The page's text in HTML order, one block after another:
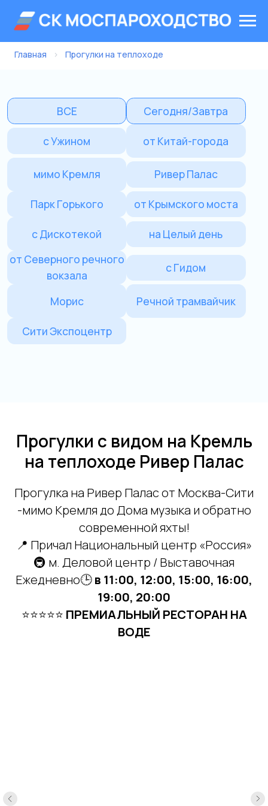
Главная › Прогулки на теплоходе
с Ужином от Китай-города
мимо Кремля Ривер Палас
от Крымского моста
на Целый день
от Северного речного
с Гидом
Морис Речной трамвайчик
Сити Экспоцентр
Прогулки с видом на Кремль
на теплоходе Ривер Палас
Прогулка на Ривер Палас от Москва-Сити
-мимо Кремля до Дома музыка и обратно
современной яхты!
📍 Причал Национальный центр «Россия»
🚇 м. Деловой центр / Выставочная
Ежедневно🕒в 11:00, 12:00, 15:00, 16:00,
19:00, 20:00
⭐⭐⭐⭐⭐ ПРЕМИАЛЬНЫЙ РЕСТОРАН НА
ВОДЕ